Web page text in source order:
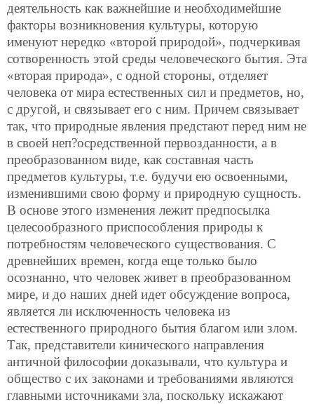
деятельность как важнейшие и необходимейшие
факторы возникновения культуры, которую
именуют нередко «второй природой», подчеркивая
сотворенность этой среды человеческого бытия. Эта
«вторая природа», с одной стороны, отделяет
человека от мира естественных сил и предметов, но,
с другой, и связывает его с ним. Причем связывает
так, что природные явления предстают перед ним не
в своей неп?осредственной первозданности, а в
преобразованном виде, как составная часть
предметов культуры, т.е. будучи ею освоенными,
изменившими свою форму и природную сущность.
В основе этого изменения лежит предпосылка
целесообразного приспособления природы к
потребностям человеческого существования. С
древнейших времен, когда еще только было
осознанно, что человек живет в преобразованном
мире, и до наших дней идет обсуждение вопроса,
является ли исключенность человека из
естественного природного бытия благом или злом.
Так, представители кинического направления
античной философии доказывали, что культура и
общество с их законами и требованиями являются
главными источниками зла, поскольку искажают